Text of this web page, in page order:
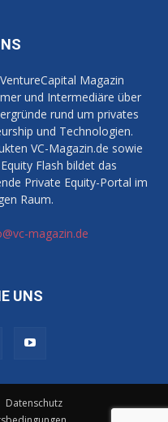
Magazin
und Intermediäre über
rund um privates
und Technologien.
VC-Magazin.de sowie
Flash bildet das
Private Equity-Portal im
Raum.
magazin.de
UNS
Datenschutz